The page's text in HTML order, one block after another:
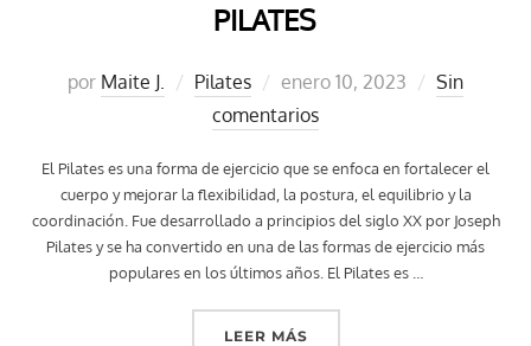
PILATES
por Maite J. Pilates
Publicado
el
enero 10, 2023
Sin
comentarios
El Pilates es una forma de ejercicio que se enfoca en fortalecer el
cuerpo y mejorar la flexibilidad, la postura, el equilibrio y la
coordinación. Fue desarrollado a principios del siglo XX por Joseph
Pilates y se ha convertido en una de las formas de ejercicio más
populares en los últimos años. El Pilates es …
LEER MÁS«PILATES»